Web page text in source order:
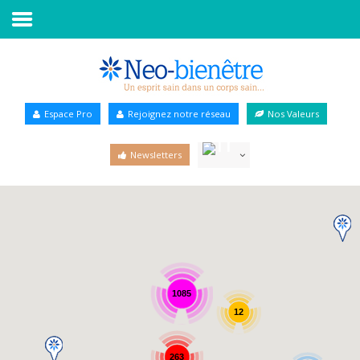
Annuaire Bien-être
Espace Pro Rejoignez notre réseau Nos Valeurs
Newsletters
1085
263
12